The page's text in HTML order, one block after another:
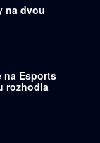
na dvou
na Esports
rozhodla